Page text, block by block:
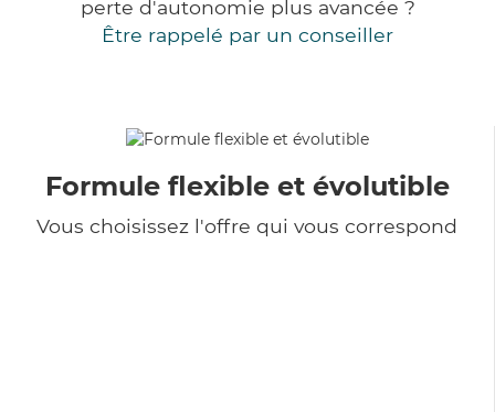
perte d'autonomie plus avancée ?
Être rappelé par un conseiller
Formule flexible et évolutible
Vous choisissez l'offre qui vous correspond